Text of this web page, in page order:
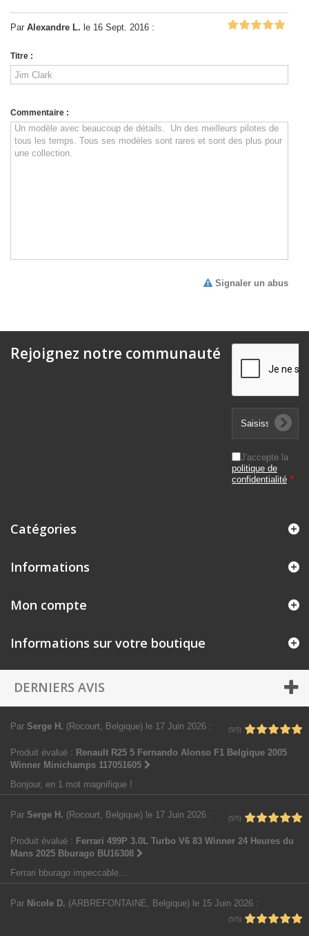
Par Alexandre L. le 16 Sept. 2016 :
Titre :
Commentaire :
Signaler un abus
Rejoignez notre communauté
J'accepte la
politique de
confidentialité *
Catégories
Informations
Mon compte
Informations sur votre boutique
DERNIERS AVIS
Par Serge H. (Rocourt, Belgique) le 17 Juin 2026 : (5/5)
Produit évalué : Renault R25 5 Fernando Alonso F1 Belgique 2005
Winner Minichamps 117051605
Bonjour, en 1 mot magnifique !
Par Serge H. (Rocourt, Belgique) le 17 Juin 2026 : (5/5)
Produit évalué : Ferrari 499P 3.0L Turbo V6 83 Winner 24 Heures du
Mans 2025 Bburago BU16308
Ferrari bburago impeccable....
Par Nicole D. (ARBREFONTAINE, Belgique) le 15 Juin 2026 :
(5/5)